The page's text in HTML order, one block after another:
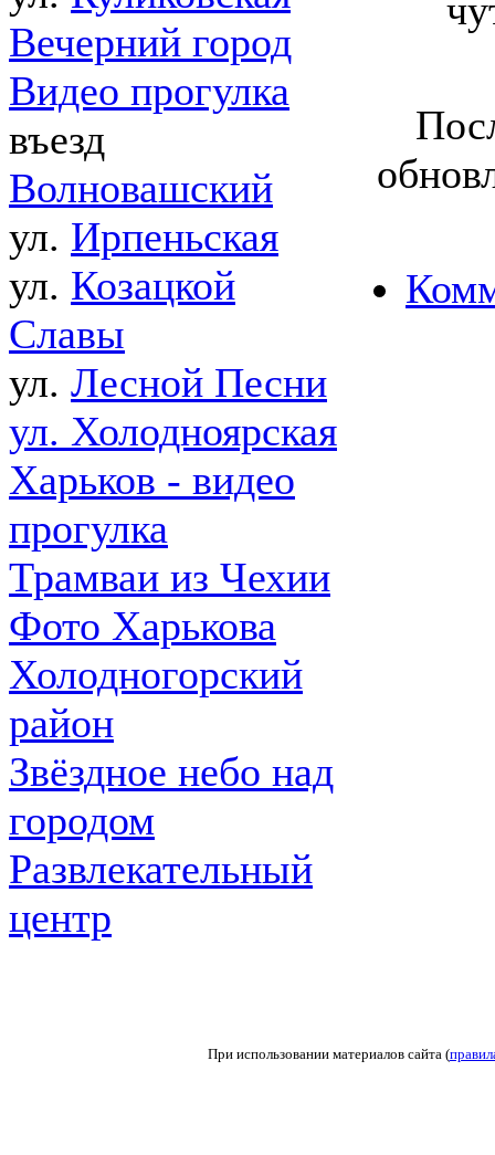
Вечерний город
Видео прогулка
въезд
Волновашский
ул. Ирпеньская
ул. Козацкой
Славы
ул. Лесной Песни
ул. Холодноярская
Харьков - видео
прогулка
Трамваи из Чехии
Фото Харькова
Холодногорский
район
Звёздное небо над
городом
Развлекательный
центр
При использовании материалов сайта (